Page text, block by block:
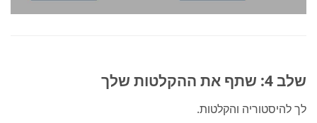
שלב 4: שתף את ההקלטות שלך
לך להיסטוריה והקלטות.